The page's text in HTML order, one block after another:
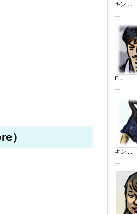
）
キン ...
F ...
キン ...